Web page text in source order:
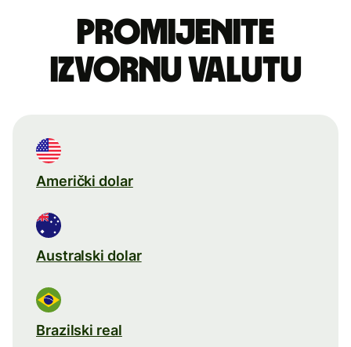
Promijenite
izvornu valutu
Američki dolar
Australski dolar
Brazilski real